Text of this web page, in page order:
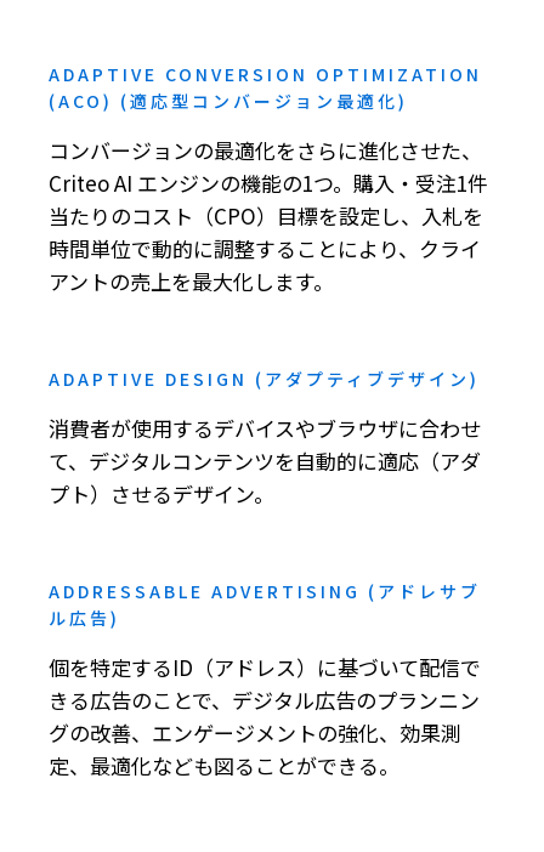
ADAPTIVE CONVERSION OPTIMIZATION
(ACO) (適応型コンバージョン最適化)
コンバージョンの最適化をさらに進化させた、
Criteo AI エンジンの機能の1つ。購入・受注1件
当たりのコスト（CPO）目標を設定し、入札を
時間単位で動的に調整することにより、クライ
アントの売上を最大化します。
ADAPTIVE DESIGN (アダプティブデザイン)
消費者が使用するデバイスやブラウザに合わせ
て、デジタルコンテンツを自動的に適応（アダ
プト）させるデザイン。
ADDRESSABLE ADVERTISING (アドレサブ
ル広告)
個を特定するID（アドレス）に基づいて配信で
きる広告のことで、デジタル広告のプランニン
グの改善、エンゲージメントの強化、効果測
定、最適化なども図ることができる。